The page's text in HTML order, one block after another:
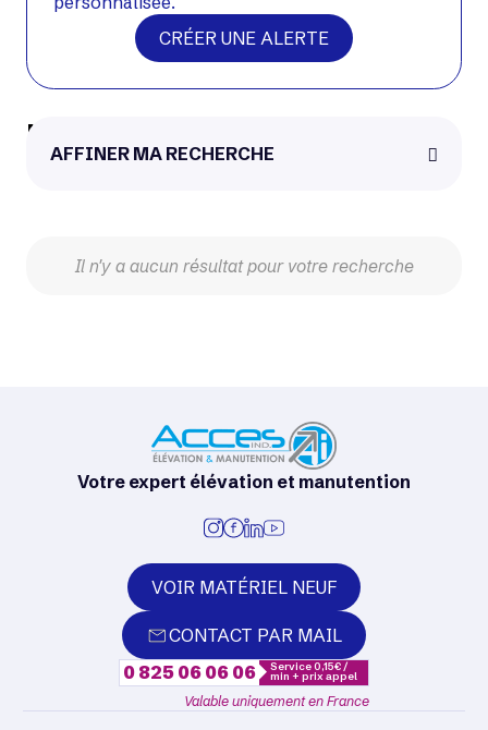
CRÉER UNE ALERTE
UniCarriers TX3-20L
AFFINER MA RECHERCHE
Il n'y a aucun résultat pour votre recherche
Votre expert élévation et manutention
VOIR MATÉRIEL NEUF
CONTACT PAR MAIL
0 825 06 06 06
Service 0,15€ /
min + prix appel
Valable uniquement en France